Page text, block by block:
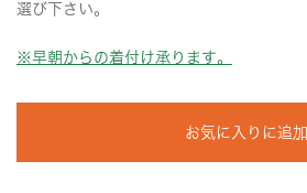
選び下さい。
※早朝からの着付け承ります。
お気に入りに追加